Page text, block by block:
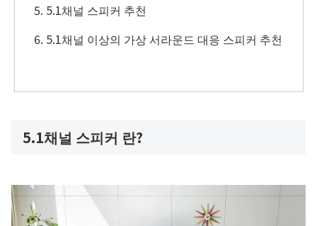
5.1채널 스피커 추천
5.1채널 이상의 가상 서라운드 대응 스피커 추천
5.1채널 스피커 란?